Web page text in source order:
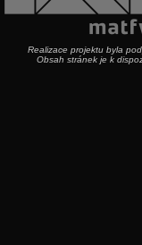
Realizace projektu byla
Obsah stránek je k